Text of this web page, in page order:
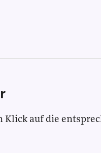
Klick auf die